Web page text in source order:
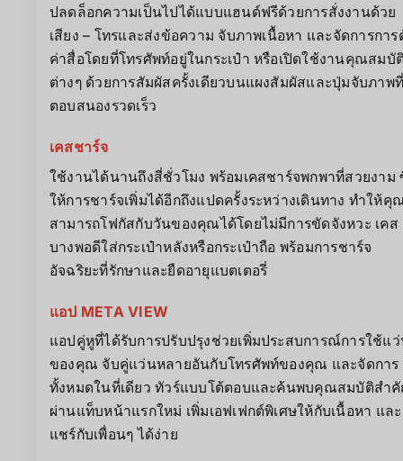
ปลดล็อกความเป็นไปได้แบบแฮนด์ฟรีด้วยการสั่งงานด้วย
เสียง – โทรและส่งข้อความ จับภาพเนื้อหา และจัดการการ
ค่าสื่อโดยที่โทรศัพท์อยู่ในกระเป๋า หรือเปิดใช้งานคุณสมบั
ต่างๆ ด้วยการสัมผัสครั้งเดียวบนแผงสัมผัสและปุ่มจับภาพ
ตอบสนองรวดเร็ว
เคสชาร์จ
ใช้งานได้นานถึงสี่ชั่วโมง พร้อมเคสชาร์จพกพาที่สวยงาม
ให้การชาร์จเพิ่มได้อีกถึงแปดครั้งระหว่างเดินทาง ทำให้คุ
สามารถโฟกัสกับวันของคุณได้โดยไม่มีการขัดจังหวะ เคส
บางพอดีใส่กระเป๋าหลังหรือกระเป๋าถือ พร้อมการชาร์จ
อัจฉริยะที่รักษาและยืดอายุแบตเตอรี่
แอป META VIEW
แอปคู่หูที่ได้รับการปรับปรุงช่วยเพิ่มประสบการณ์การใช้แ
ของคุณ จับคู่แว่นหลายอันกับโทรศัพท์ของคุณ และจัดการ
ทั้งหมดในที่เดียว ทัวร์แบบโต้ตอบและค้นพบคุณสมบัติสำ
ผ่านแท็บหน้าแรกใหม่ เพิ่มเอฟเฟกต์พิเศษให้กับเนื้อหา และ
แชร์กับเพื่อนๆ ได้ง่าย